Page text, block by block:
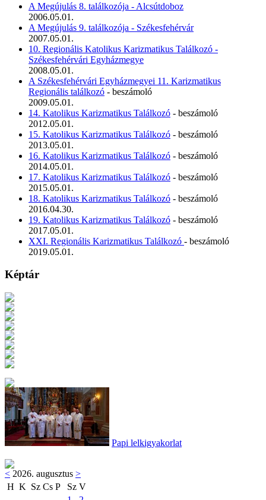
A Megújulás 8. találkozója - Alcsútdoboz
2006.05.01.
A Megújulás 9. találkozója - Székesfehérvár
2007.05.01.
10. Regionális Katolikus Karizmatikus Találkozó -
Székesfehérvári Egyházmegye
2008.05.01.
A Székesfehérvári Egyházmegyei 11. Karizmatikus
Regionális találkozó - beszámoló
2009.05.01.
14. Katolikus Karizmatikus Találkozó - beszámoló
2012.05.01.
15. Katolikus Karizmatikus Találkozó - beszámoló
2013.05.01.
16. Katolikus Karizmatikus Találkozó - beszámoló
2014.05.01.
17. Katolikus Karizmatikus Találkozó - beszámoló
2015.05.01.
18. Katolikus Karizmatikus Találkozó - beszámoló
2016.04.30.
19. Katolikus Karizmatikus Találkozó - beszámoló
2017.05.01.
XXI. Regionális Karizmatikus Találkozó - beszámoló
2019.05.01.
Képtár
Papi lelkigyakorlat
< 2026. augusztus >
H K Sz Cs P Sz V